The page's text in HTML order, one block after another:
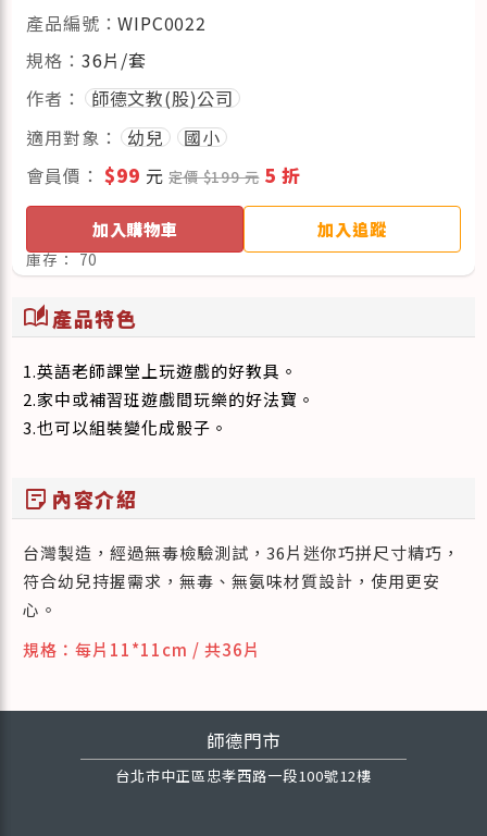
產品編號：WIPC0022
規格： 36片/套
作者：
師德文教(股)公司
適用對象：
幼兒
國小
會員價： $99 元定價 $199 元 5 折
加入購物車 加入追蹤
庫存：70
auto_stories產品特色
1.英語老師課堂上玩遊戲的好教具。
2.家中或補習班遊戲間玩樂的好法寶。
3.也可以組裝變化成骰子。
sticky_note_2 內容介紹
台灣製造，經過無毒檢驗測試，36片迷你巧拼尺寸精巧，
符合幼兒持握需求，無毒、無氨味材質設計，使用更安
心。
規格：每片11*11cm / 共36片
師德門市
台北市中正區忠孝西路一段100號12樓